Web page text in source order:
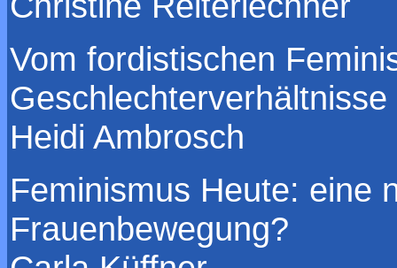
Vom fordistischen
Geschlechterverhältnisse
Heidi Ambrosch
Feminismus Heute: eine
Frauenbewegung?